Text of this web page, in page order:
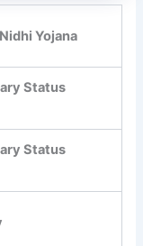
Yojana
Status
Status